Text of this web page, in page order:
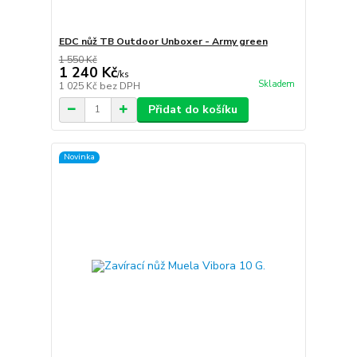
EDC nůž TB Outdoor Unboxer - Army green
1 550 Kč
1 240 Kč/ks
1 025 Kč bez DPH Skladem
Přidat do košíku
Novinka